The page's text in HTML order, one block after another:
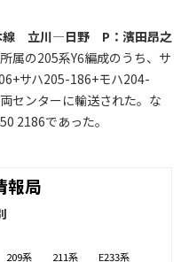
線 立川―日野 P：濱田昂之
属の205系Y6編成のうち、サ
サハ205-186+モハ204-
センターに輸送された。な
2186であった。
報局
209系 211系 E233系